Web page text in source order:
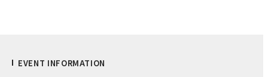
EVENT INFORMATION